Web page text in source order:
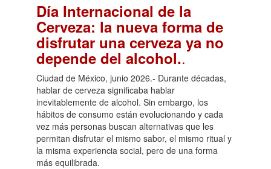
Día Internacional de la
Cerveza: la nueva forma de
disfrutar una cerveza ya no
depende del alcohol..
Ciudad de México, junio 2026.- Durante décadas,
hablar de cerveza significaba hablar
inevitablemente de alcohol. Sin embargo, los
hábitos de consumo están evolucionando y cada
vez más personas buscan alternativas que les
permitan disfrutar el mismo sabor, el mismo ritual y
la misma experiencia social, pero de una forma
más equilibrada.